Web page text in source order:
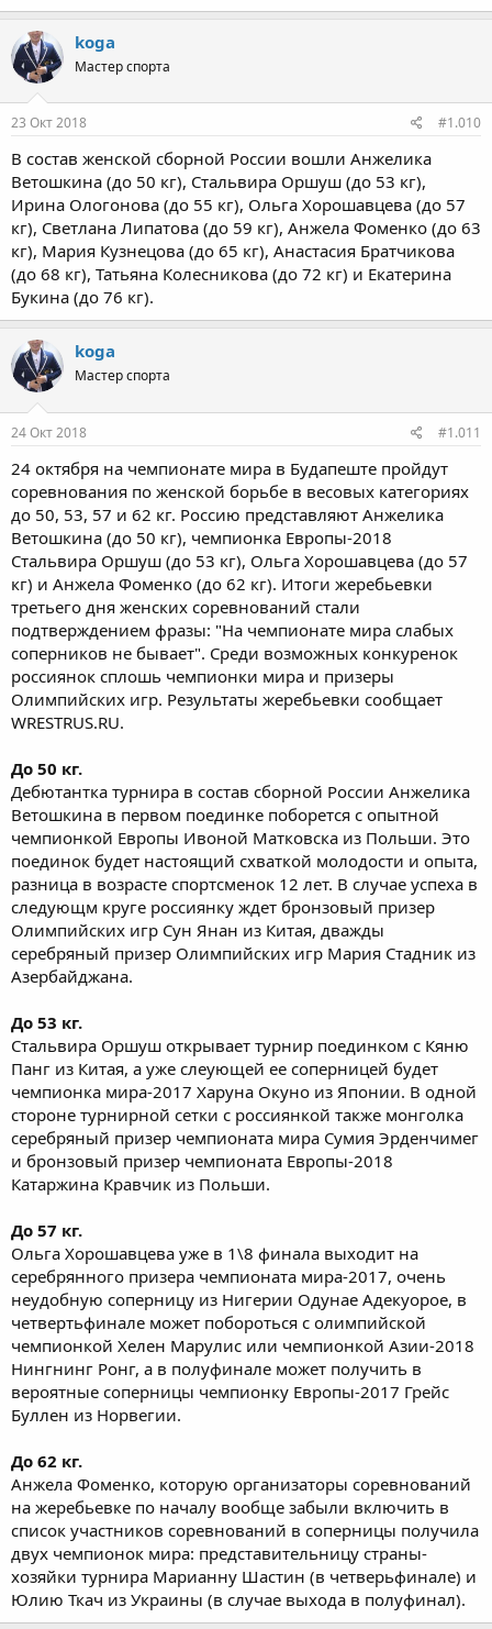
koga
Мастер спорта
23 Окт 2018 #1.010
В состав женской сборной России вошли Анжелика
Ветошкина (до 50 кг), Стальвира Оршуш (до 53 кг),
Ирина Ологонова (до 55 кг), Ольга Хорошавцева (до 57
кг), Светлана Липатова (до 59 кг), Анжела Фоменко (до 63
кг), Мария Кузнецова (до 65 кг), Анастасия Братчикова
(до 68 кг), Татьяна Колесникова (до 72 кг) и Екатерина
Букина (до 76 кг).
koga
Мастер спорта
24 Окт 2018 #1.011
24 октября на чемпионате мира в Будапеште пройдут
соревнования по женской борьбе в весовых категориях
до 50, 53, 57 и 62 кг. Россию представляют Анжелика
Ветошкина (до 50 кг), чемпионка Европы-2018
Стальвира Оршуш (до 53 кг), Ольга Хорошавцева (до 57
кг) и Анжела Фоменко (до 62 кг). Итоги жеребьевки
третьего дня женских соревнований стали
подтверждением фразы: "На чемпионате мира слабых
соперников не бывает". Среди возможных конкуренок
россиянок сплошь чемпионки мира и призеры
Олимпийских игр. Результаты жеребьевки сообщает
WRESTRUS.RU.
До 50 кг.
Дебютантка турнира в состав сборной России Анжелика
Ветошкина в первом поединке поборется с опытной
чемпионкой Европы Ивоной Матковска из Польши. Это
поединок будет настоящий схваткой молодости и опыта,
разница в возрасте спортсменок 12 лет. В случае успеха в
следующм круге россиянку ждет бронзовый призер
Олимпийских игр Сун Янан из Китая, дважды
серебряный призер Олимпийских игр Мария Стадник из
Азербайджана.
До 53 кг.
Стальвира Оршуш открывает турнир поединком с Кяню
Панг из Китая, а уже слеующей ее соперницей будет
чемпионка мира-2017 Харуна Окуно из Японии. В одной
стороне турнирной сетки с россиянкой также монголка
серебряный призер чемпионата мира Сумия Эрденчимег
и бронзовый призер чемпионата Европы-2018
Катаржина Кравчик из Польши.
До 57 кг.
Ольга Хорошавцева уже в 1\8 финала выходит на
серебрянного призера чемпионата мира-2017, очень
неудобную соперницу из Нигерии Одунае Адекуорое, в
четвертьфинале может побороться с олимпийской
чемпионкой Хелен Марулис или чемпионкой Азии-2018
Нингнинг Ронг, а в полуфинале может получить в
вероятные соперницы чемпионку Европы-2017 Грейс
Буллен из Норвегии.
До 62 кг.
Анжела Фоменко, которую организаторы соревнований
на жеребьевке по началу вообще забыли включить в
список участников соревнований в соперницы получила
двух чемпионок мира: представительницу страны-
хозяйки турнира Марианну Шастин (в четверьфинале) и
Юлию Ткач из Украины (в случае выхода в полуфинал).